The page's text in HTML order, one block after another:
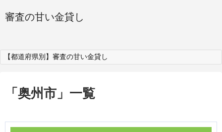
審査の甘い金貸し
【都道府県別】審査の甘い金貸し
「 奥州市 」 一覧